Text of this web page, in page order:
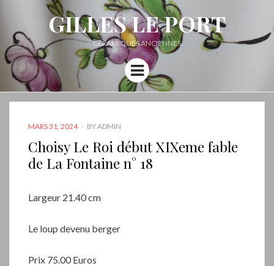
GILLES LE PORT
CÉRAMIQUES ANCIENNES
Menu
POSTED
MARS 31, 2024 BYADMIN
Choisy Le Roi début XIXeme fable
de La Fontaine n° 18
Largeur 21.40 cm
Le loup devenu berger
Prix 75.00 Euros